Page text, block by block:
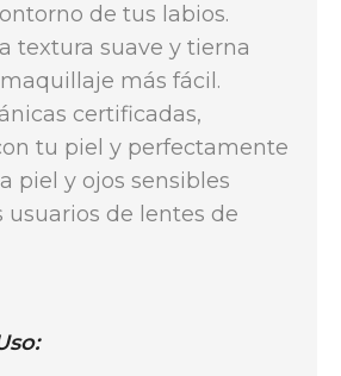
de tus labios.
textura suave y tierna
más fácil.
certificadas,
tu piel y perfectamente
piel y ojos sensibles
usuarios de lentes de